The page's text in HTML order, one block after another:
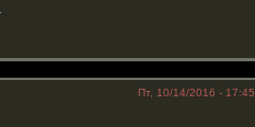
Пт, 10/14/2016 - 17:45